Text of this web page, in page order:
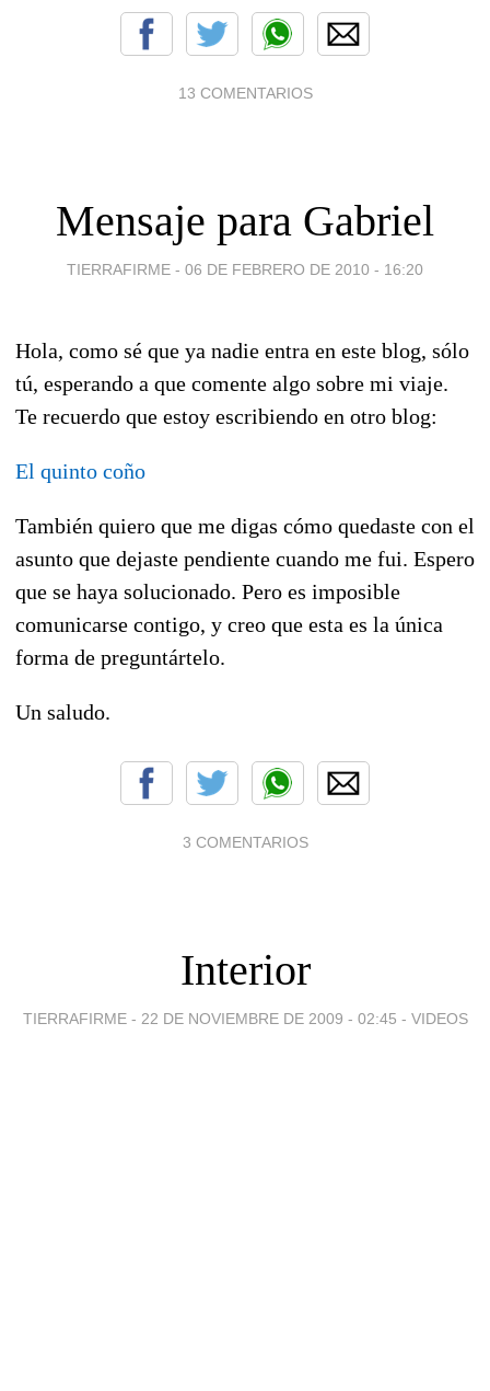
13 COMENTARIOS
Mensaje para Gabriel
TIERRAFIRME - 06 DE FEBRERO DE 2010 - 16:20
Hola, como sé que ya nadie entra en este blog, sólo
tú, esperando a que comente algo sobre mi viaje.
Te recuerdo que estoy escribiendo en otro blog:
El quinto coño
También quiero que me digas cómo quedaste con el
asunto que dejaste pendiente cuando me fui. Espero
que se haya solucionado. Pero es imposible
comunicarse contigo, y creo que esta es la única
forma de preguntártelo.
Un saludo.
3 COMENTARIOS
Interior
TIERRAFIRME - 22 DE NOVIEMBRE DE 2009 - 02:45 - VIDEOS